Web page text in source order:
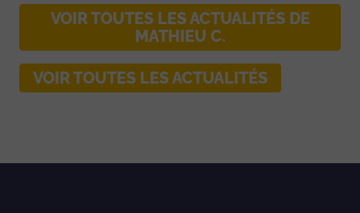
VOIR TOUTES LES ACTUALITÉS DE
MATHIEU C.
VOIR TOUTES LES ACTUALITÉS